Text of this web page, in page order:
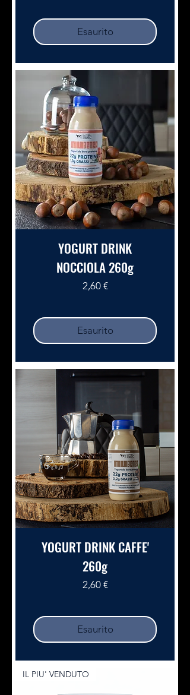
Esaurito
YOGURT DRINK
NOCCIOLA 260g
Prezzo
2,60 €
Esaurito
YOGURT DRINK CAFFE'
260g
Prezzo
2,60 €
Esaurito
IL PIU' VENDUTO